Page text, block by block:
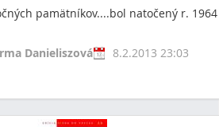
pamätníkov....bol natočený r. 1964
Danieliszová
8.2.2013 23:03